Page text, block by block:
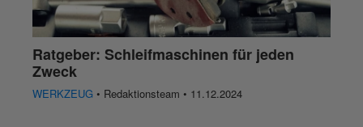
Ratgeber: Schleifmaschinen für jeden
Zweck
WERKZEUG • Redaktionsteam • 11.12.2024